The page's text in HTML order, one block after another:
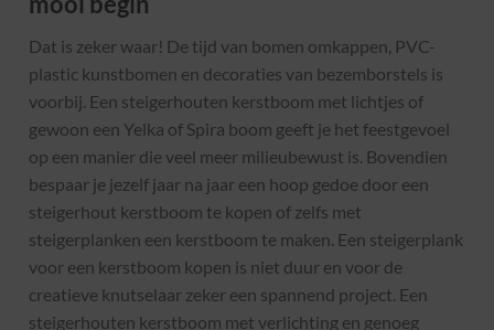
Dat is zeker waar! De tijd van bomen omkappen, PVC-
plastic kunstbomen en decoraties van bezemborstels is
voorbij. Een steigerhouten kerstboom met lichtjes of
gewoon een Yelka of Spira boom geeft je het feestgevoel
op een manier die veel meer milieubewust is. Bovendien
bespaar je jezelf jaar na jaar een hoop gedoe door een
steigerhout kerstboom te kopen of zelfs met
steigerplanken een kerstboom te maken. Een steigerplank
voor een kerstboom kopen is niet duur en voor de
creatieve knutselaar zeker een spannend project. Een
steigerhouten kerstboom met verlichting en genoeg